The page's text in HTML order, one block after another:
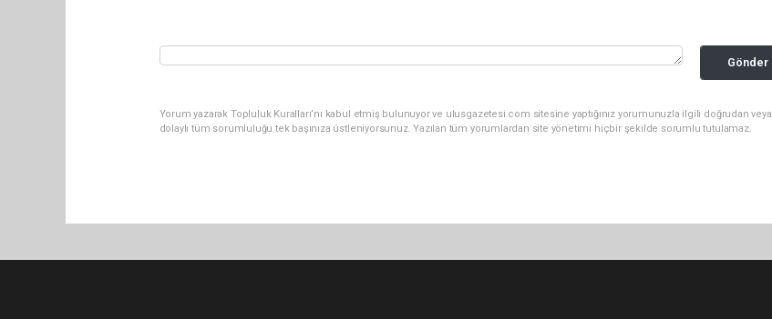
Gönder
Yorum yazarak Topluluk Kuralları’nı kabul etmiş bulunuyor ve ulusgazetesi.com sitesine yaptığınız yorumunuzla ilgili doğrudan veya
dolaylı tüm sorumluluğu tek başınıza üstleniyorsunuz. Yazılan tüm yorumlardan site yönetimi hiçbir şekilde sorumlu tutulamaz.